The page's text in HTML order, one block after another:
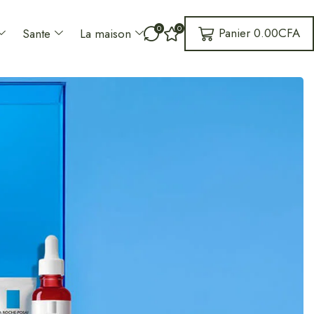
Sante La maison 0 0 Panier 0.00CFA